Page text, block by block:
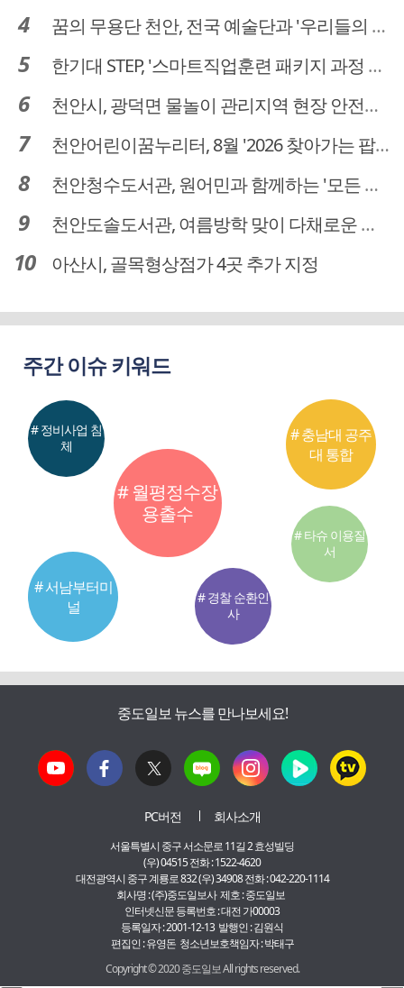
꿈의 무용단 천안, 전국 예술단과 '우리들의 하모니' 선보여
한기대 STEP, '스마트직업훈련 패키지 과정 3기' 모집
천안시, 광덕면 물놀이 관리지역 현장 안전점검 실시
천안어린이꿈누리터, 8월 '2026 찾아가는 팝업놀이터' 운영
천안청수도서관, 원어민과 함께하는 '모든 영어 모든 독서' 운영
천안도솔도서관, 여름방학 맞이 다채로운 독서문화 프로그램 운영
아산시, 골목형상점가 4곳 추가 지정
주간 이슈 키워드
# 월평정수장
용출수
# 서남부터미
널
# 충남대 공주
대 통합
# 정비사업 침
체
# 경찰 순환인
사
# 타슈 이용질
서
중도일보 뉴스를 만나보세요!
PC버전 회사소개
서울특별시 중구 서소문로 11길 2 효성빌딩
(우) 04515 전화 : 1522-4620
대전광역시 중구 계룡로 832 (우) 34908 전화 : 042-220-1114
회사명 : (주)중도일보사 제호 : 중도일보
인터넷신문 등록번호 : 대전 가00003
등록일자 : 2001-12-13 발행인 : 김원식
편집인 : 유영돈 청소년보호책임자 : 박태구
Copyright © 2020 중도일보 All rights reserved.